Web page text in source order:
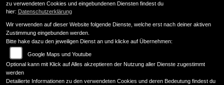
Montag:
Dienstag:
13:00 - 18:00
Mittwoch:
Donnerstag:
13:00 - 18:00
Freitag:
Samstag:
09:00 - 12:00
Sonntag:
zu verwendeten Cookies und eingebundenen Diensten findest du
hier: Datenschutzerklärung
Wir verwenden auf dieser Website folgende Dienste, welche erst nach deiner aktiven
Zustimmung eingebunden werden.
Bitte hake dazu den jeweiligen Dienst an und klicke auf Übernehmen:
Google Maps und Youtube
Optional kann mit Klick auf Alles akzeptieren der Nutzung aller Dienste zugestimmt
werden
Detailierte Informationen zu den verwendeten Cookies und deren Bedeutung findest du